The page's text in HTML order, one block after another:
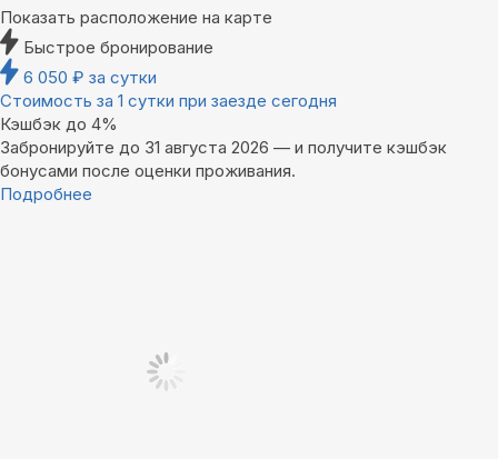
Показать расположение на карте
Быстрое бронирование
6 050 ₽ за сутки
Стоимость за 1 сутки при заезде сегодня
Кэшбэк до 4%
Забронируйте до 31 августа 2026 — и получите кэшбэк
бонусами после оценки проживания.
Подробнее